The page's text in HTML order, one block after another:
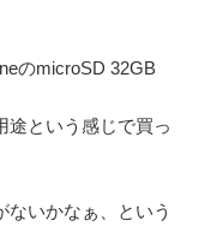
のmicroSD 32GB
途という感じで買っ
ないかなぁ、という